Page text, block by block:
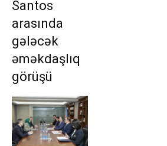
Santos
arasında
gələcək
əməkdaşlıq
görüşü